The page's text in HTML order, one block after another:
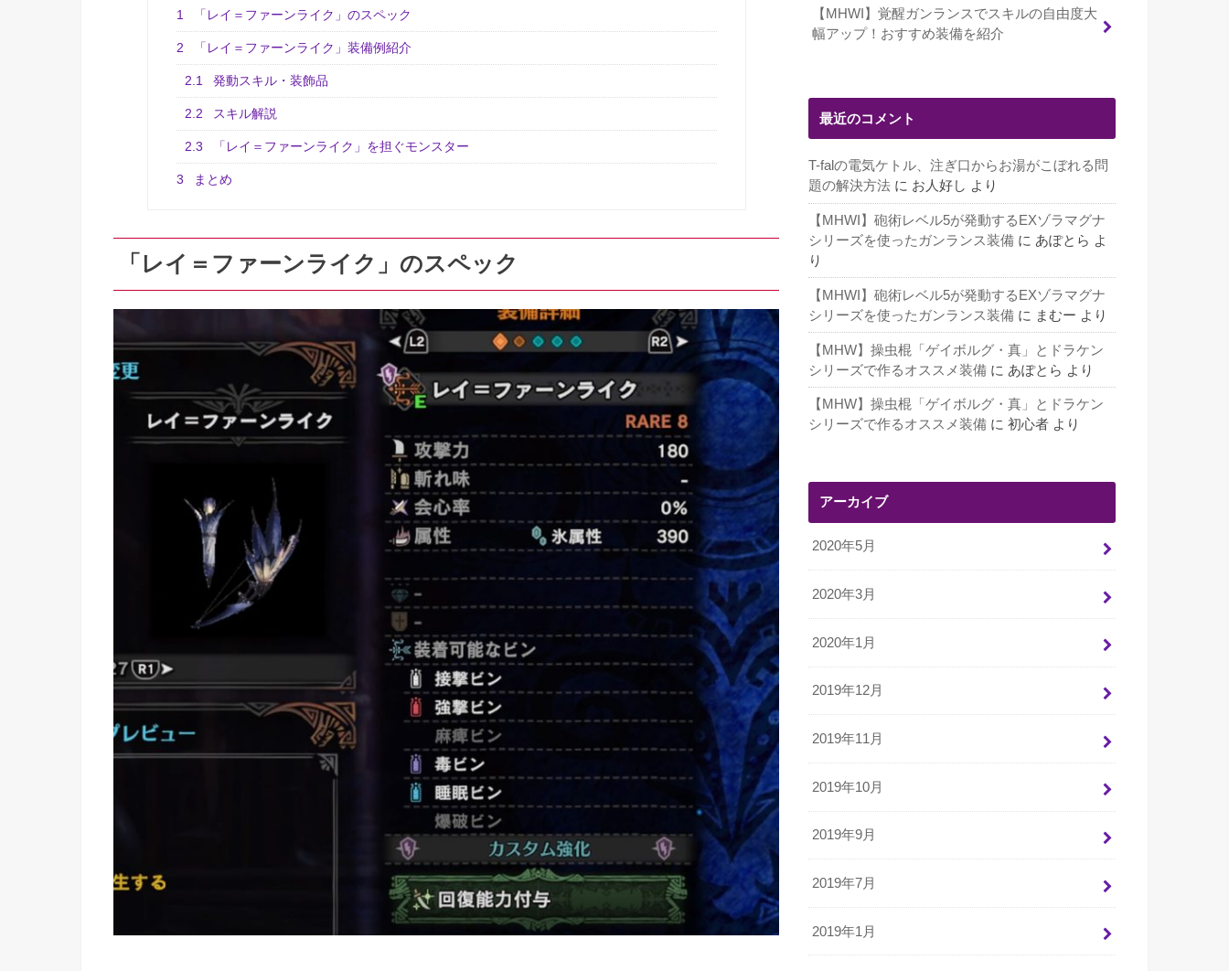
1 「レイ＝ファーンライク」のスペック
2 「レイ＝ファーンライク」装備例紹介
2.1 発動スキル・装飾品
2.2 スキル解説
2.3 「レイ＝ファーンライク」を担ぐモンスター
3 まとめ
「レイ＝ファーンライク」のスペック
【MHWI】覚醒ガンランスでスキルの自由度大
幅アップ！おすすめ装備を紹介
最近のコメント
T-falの電気ケトル、注ぎ口からお湯がこぼれる問
題の解決方法 に お人好し より
【MHWI】砲術レベル5が発動するEXゾラマグナ
シリーズを使ったガンランス装備 に あぽとら よ
り
【MHWI】砲術レベル5が発動するEXゾラマグナ
シリーズを使ったガンランス装備 に まむー より
【MHW】操虫棍「ゲイボルグ・真」とドラケン
シリーズで作るオススメ装備 に あぽとら より
【MHW】操虫棍「ゲイボルグ・真」とドラケン
シリーズで作るオススメ装備 に 初心者 より
アーカイブ
2020年5月
2020年3月
2020年1月
2019年12月
2019年11月
2019年10月
2019年9月
2019年7月
2019年1月